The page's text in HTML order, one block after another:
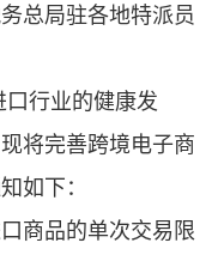
总局驻各地特派员
行业的健康发
将完善跨境电子商
如下：
商品的单次交易限